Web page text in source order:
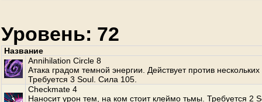
Уровень: 72
Название
Annihilation Circle 8
Атака градом темной энергии. Действует против
Требуется 3 Soul. Сила 105.
Checkmate 4
Наносит урон тем, на ком стоит клеймо тьмы. Требуется 2